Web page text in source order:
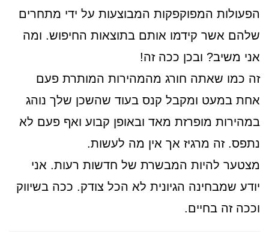
הפעולות המפוקפקות המבוצעות על ידי מתחרים
שלהם אשר קידמו אותם בתוצאות החיפוש. ומה
אני משיב? ובכן ככה זה!
זה כמו שאתה חורג מהמהירות המותרת פעם
אחת במעט ומקבל קנס בעוד שהשכן שלך נוהג
במהירות מופרזת מאד ובאופן קבוע ואף פעם לא
נתפס. זה מרגיז אך אין מה לעשות.
מצטער להיות המבשרת של חדשות רעות. אני
יודע שמבחינה הגיונית לא הכל צודק. ככה בשיווק
וככה זה בחיים.